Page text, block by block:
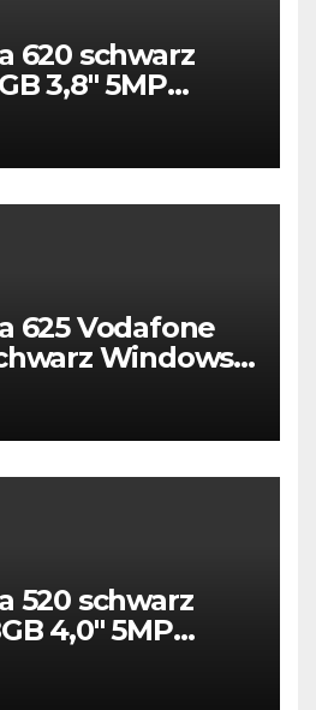
620 schwarz
3,8″ 5MP
625 Vodafone
Windows
gesprungen
520 schwarz
4,0″ 5MP
defekt T